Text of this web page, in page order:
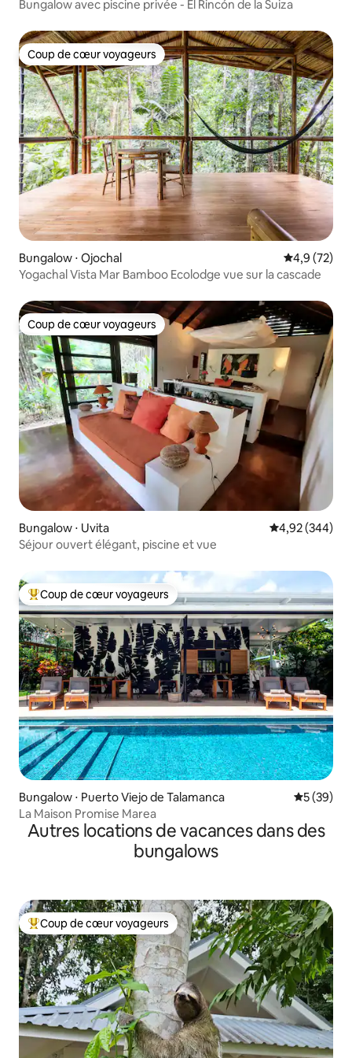
Bungalow avec piscine privée - El Rincón de la Suiza
Coup de cœur voyageurs
Coup de cœur voyageurs
Bungalow ⋅ Ojochal Évaluation
4,9 (72)
Yogachal Vista Mar Bamboo Ecolodge vue sur la cascade
Coup de cœur voyageurs
Coup de cœur voyageurs
Bungalow ⋅ Uvita Évaluation
4,92 (344)
Séjour ouvert élégant, piscine et vue
Coups de cœur voyageurs les plus appréciés
Coup de cœur voyageurs
Bungalow ⋅ Puerto Viejo de Talamanca
5 (39)
La Maison Promise Marea
Autres locations de vacances dans des
bungalows
Coups de cœur voyageurs les plus appréciés
Coup de cœur voyageurs